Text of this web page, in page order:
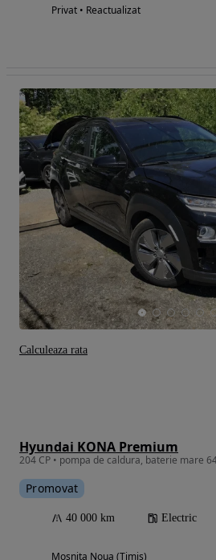
Privat • Reactualizat
Hyundai KONA Premium
Promovat
40 000 km Electric
Mosnita Noua (Timis)
Calculeaza rata